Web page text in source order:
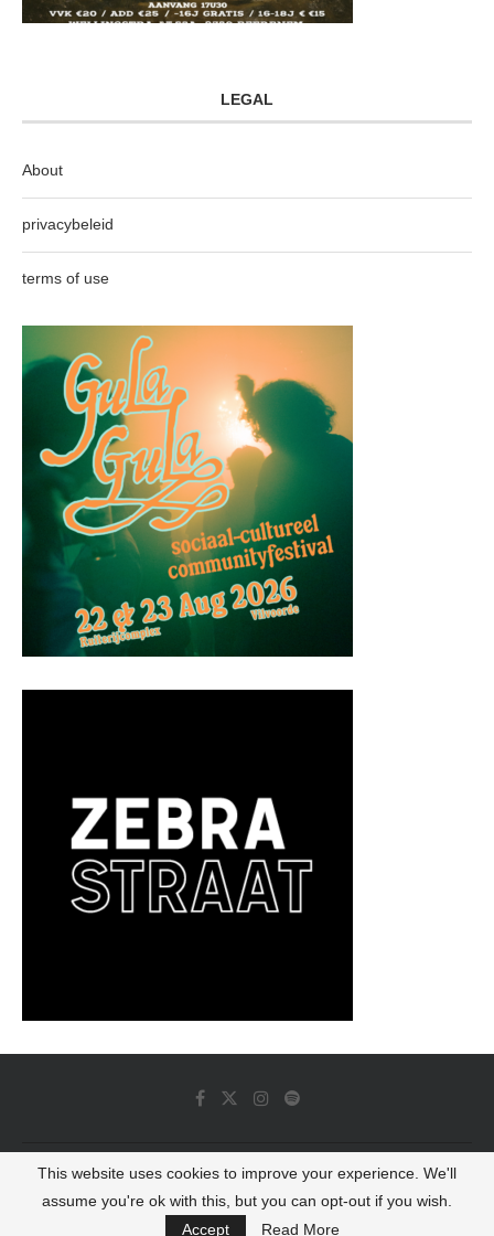
LEGAL
About
privacybeleid
terms of use
© 2022 - Luminous Dash All Rights Reserved
BACK TO TOP
This website uses cookies to improve your experience. We'll
assume you're ok with this, but you can opt-out if you wish.
Accept
Read More